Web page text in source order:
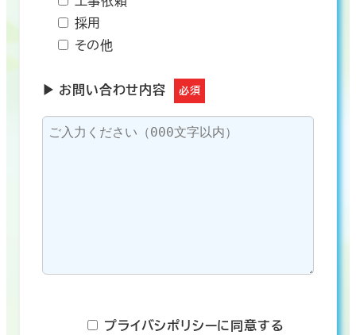
採用
その他
▶ お問い合わせ内容 必須
プライバシポリシーに同意する